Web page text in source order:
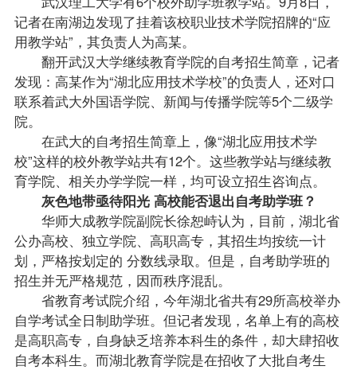
记者在南湖边发现了挂着该校职业技术学院招牌的“应
用教学站”，其负责人为高某。
翻开武汉大学继续教育学院的自考招生简章，记者
发现：高某作为“湖北应用技术学校”的负责人，还对口
联系着武大外国语学院、新闻与传播学院等5个二级学
院。
在武大的自考招生简章上，像“湖北应用技术学
校”这样的校外教学站共有12个。这些教学站与继续教
育学院、相关办学学院一样，均可设立招生咨询点。
灰色地带亟待阳光 高校能否退出自考助学班？
华师大成教学院副院长徐恕峙认为，目前，湖北省
公办高校、独立学院、高职高专，其招生均按统一计
划，严格按划定的 分数线录取。但是，自考助学班的
招生并无严格规范，因而秩序混乱。
省教育考试院介绍，今年湖北省共有29所高校举办
自学考试全日制助学班。但记者发现，名单上有的高校
是高职高专，自身缺乏培养本科生的条件，却大肆招收
自考本科生。而湖北教育学院是在招收了大批自考生